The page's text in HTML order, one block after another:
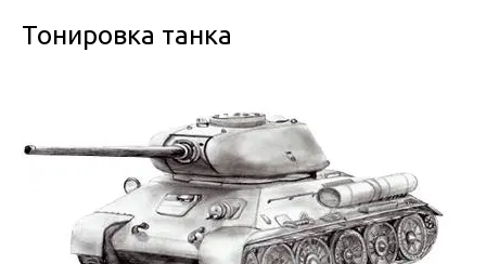
Тонировка танка